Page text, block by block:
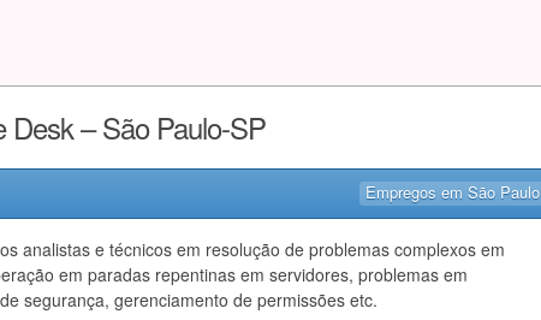
– São Paulo-SP
Empregos em São Paulo
analistas e técnicos em resolução de problemas complexos em
em paradas repentinas em servidores, problemas em
segurança, gerenciamento de permissões etc.